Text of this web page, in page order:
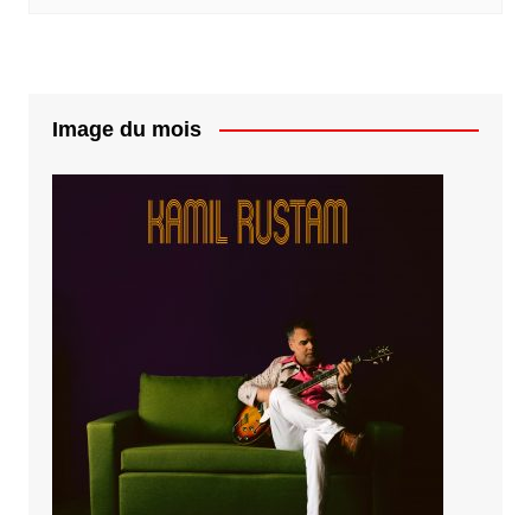
Image du mois